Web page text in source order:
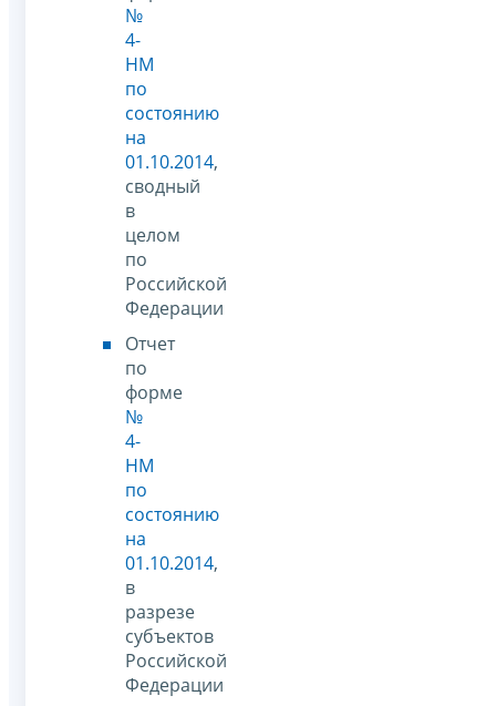
№
4-
НМ
по
состоянию
на
01.10.2014,
сводный
в
целом
по
Российской
Федерации
Отчет
по
форме
№
4-
НМ
по
состоянию
на
01.10.2014,
в
разрезе
субъектов
Российской
Федерации